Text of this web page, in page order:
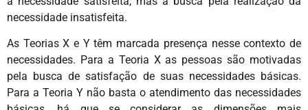
necessidade insatisfeita.
As Teorias X e Y têm marcada presença nesse contexto de
necessidades. Para a Teoria X as pessoas são motivadas
pela busca de satisfação de suas necessidades básicas.
Para a Teoria Y não basta o atendimento das necessidades